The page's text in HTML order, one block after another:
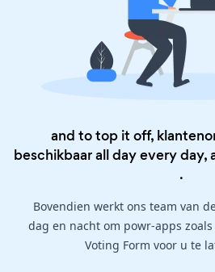
and to top it off,
beschikbaar all day every day,
.
Bovendien werkt ons team van
dag en nacht om powr-apps
Voting Form voor u te